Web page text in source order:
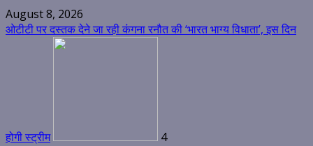
August 8, 2026
ओटीटी पर दस्तक देने जा रही कंगना रनौत की ‘भारत भाग्य विधाता’, इस दिन
होगी स्ट्रीम 4